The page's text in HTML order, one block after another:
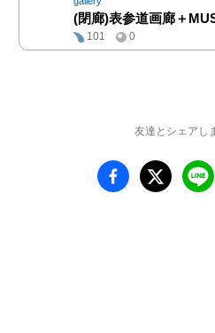
(閉廊)表参道画廊＋
101
0
友達とシェアし